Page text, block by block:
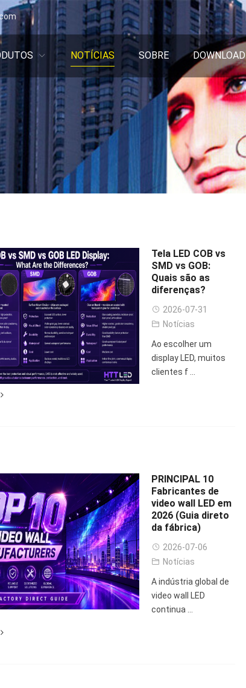
NOTÍCIAS SOBRE DOWNLOAD
Tela LED COB vs
SMD vs GOB:
Quais são as
diferenças?
2026-07-31
Notícias
Ao escolher um
display LED, muitos
clientes f ...
PRINCIPAL 10
Fabricantes de
video wall LED em
2026 (Guia direto
da fábrica)
2026-07-06
Notícias
A indústria global de
video wall LED
continua ...